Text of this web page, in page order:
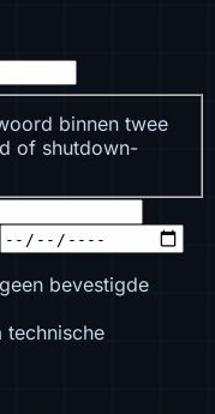
binnen twee
of shutdown-
bevestigde
technische